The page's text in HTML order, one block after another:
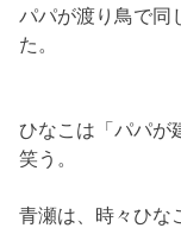
パパが渡り鳥で同
た。
ひなこは「パパが
笑う。
青瀬は、時々ひな